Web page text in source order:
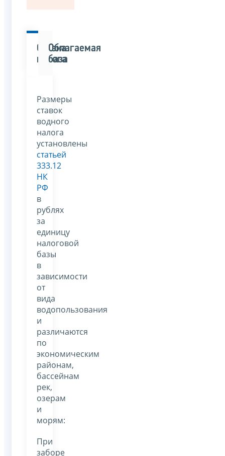
Ставка
налога
Облагаемая
база
Размеры
ставок
водного
налога
установлены
статьей
333.12
НК
РФ
в
рублях
за
единицу
налоговой
базы
в
зависимости
от
вида
водопользования
и
различаются
по
экономическим
районам,
бассейнам
рек,
озерам
и
морям:
При
заборе